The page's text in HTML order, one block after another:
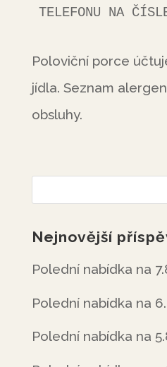
TELEFONU NA
Poloviční porce
jídla. Seznam
obsluhy.
Nejnovější
Polední nabídka na
Polední nabídka na
Polední nabídka na